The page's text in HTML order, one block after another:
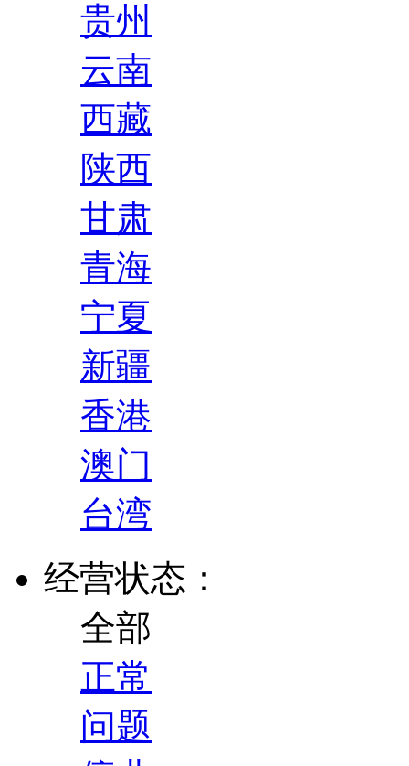
贵州
云南
西藏
陕西
甘肃
青海
宁夏
新疆
香港
澳门
台湾
经营状态：
全部
正常
问题